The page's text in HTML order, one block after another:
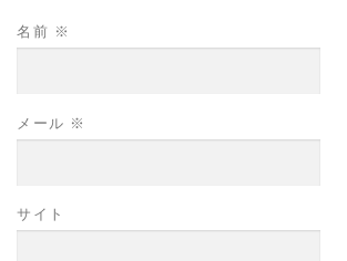
名前 ※
メール ※
サイト